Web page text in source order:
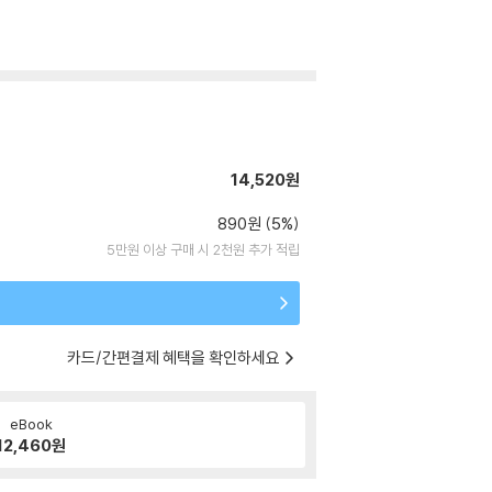
14,520원
890원 (5%)
5만원 이상 구매 시 2천원 추가 적립
카드/간편결제 혜택을 확인하세요
eBook
원